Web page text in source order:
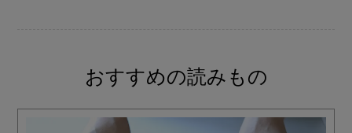
おすすめの読みもの